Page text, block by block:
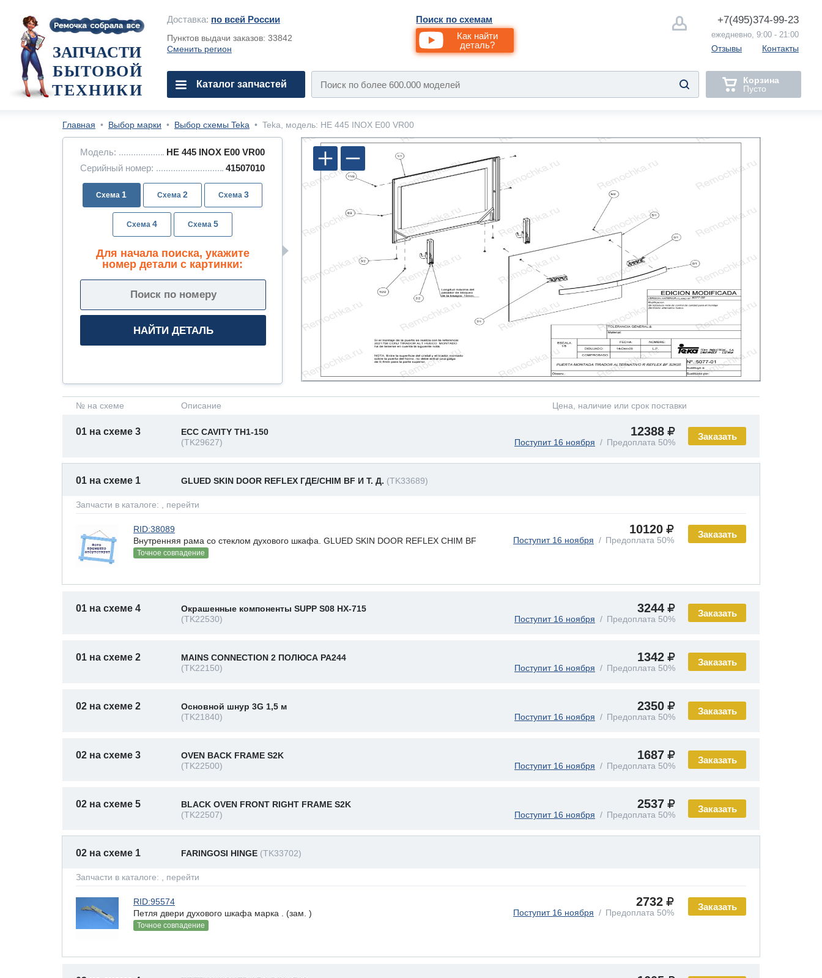
Доставка: по всей России
Пунктов выдачи заказов: 33842
Сменить регион
Поиск по схемам
Как найти
деталь?
+7(495)374-99-23
ежедневно, 9:00 - 21:00
Отзывы Контакты
ЗАПЧАСТИ
БЫТОВОЙ
ТЕХНИКИ
Каталог запчастей
Корзина
Пусто
Главная • Выбор марки • Выбор схемы Teka • Teka, модель: HE 445 INOX E00 VR00
Модель:
HE 445 INOX E00 VR00
Серийный номер:
41507010
1 2 3
4 5
Для начала поиска, укажите
номер детали с картинки:
№ на схеме Описание Цена, наличие или срок поставки
Заказать
01 на схеме 3
ECC CAVITY TH1-150
(TK29627)
12388
Поступит 16 ноября Предоплата 50%
01 на схеме 1 GLUED SKIN DOOR REFLEX ГДЕ/CHIM BF И Т. Д. (TK33689)
Запчасти в каталоге: , перейти
Заказать
RID:38089
Внутренняя рама со стеклом духового шкафа. GLUED SKIN DOOR REFLEX CHIM BF
Точное совпадение
10120
Поступит 16 ноября Предоплата 50%
Заказать
01 на схеме 4
Окрашенные компоненты SUPP S08 HX-715
(TK22530)
3244
Поступит 16 ноября Предоплата 50%
Заказать
01 на схеме 2
MAINS CONNECTION 2 ПОЛЮСА PA244
(TK22150)
1342
Поступит 16 ноября Предоплата 50%
Заказать
02 на схеме 2
Основной шнур 3G 1,5 м
(TK21840)
2350
Поступит 16 ноября Предоплата 50%
Заказать
02 на схеме 3
OVEN BACK FRAME S2K
(TK22500)
1687
Поступит 16 ноября Предоплата 50%
Заказать
02 на схеме 5
BLACK OVEN FRONT RIGHT FRAME S2K
(TK22507)
2537
Поступит 16 ноября Предоплата 50%
02 на схеме 1 FARINGOSI HINGE (TK33702)
Запчасти в каталоге: , перейти
Заказать
RID:95574
Петля двери духового шкафа марка . (зам. )
Точное совпадение
2732
Поступит 16 ноября Предоплата 50%